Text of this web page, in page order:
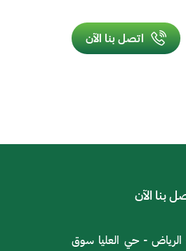
اتصل بنا الآن
بنا الآن
- الرياض - حي العليا سوق